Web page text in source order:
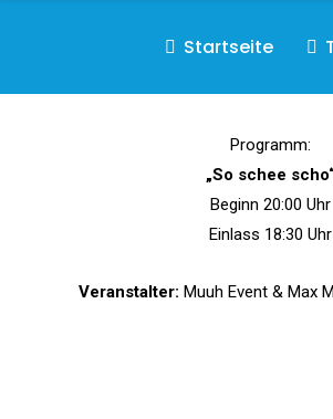
Startseite
Programm:
„So schee
Beginn 20:00 Uhr
Einlass 18:30 Uhr
Veranstalter: Muuh Event & Max